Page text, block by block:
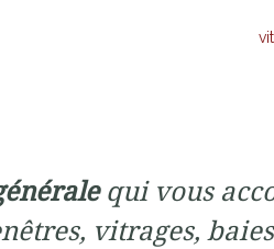
qui vous
vitrages,